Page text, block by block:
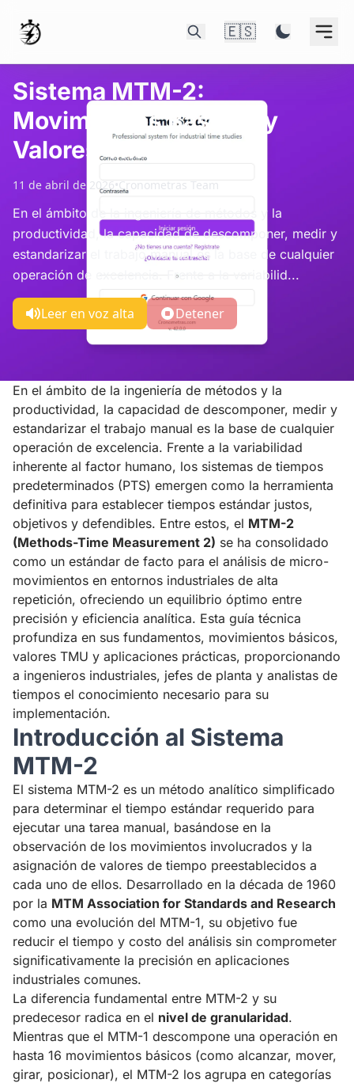
🇪🇸
Sistema MTM-2:
Movimientos Básicos y
Valores TMU
11 de abril de 2026•Cronometras Team
En el ámbito de la ingeniería de métodos y la
productividad, la capacidad de descomponer, medir y
estandarizar el trabajo manual es la base de cualquier
operación de excelencia. Frente a la variabilid...
Leer en voz alta Detener
En el ámbito de la ingeniería de métodos y la
productividad, la capacidad de descomponer, medir y
estandarizar el trabajo manual es la base de cualquier
operación de excelencia. Frente a la variabilidad
inherente al factor humano, los sistemas de tiempos
predeterminados (PTS) emergen como la herramienta
definitiva para establecer tiempos estándar justos,
objetivos y defendibles. Entre estos, el MTM-2
(Methods-Time Measurement 2) se ha consolidado
como un estándar de facto para el análisis de micro-
movimientos en entornos industriales de alta
repetición, ofreciendo un equilibrio óptimo entre
precisión y eficiencia analítica. Esta guía técnica
profundiza en sus fundamentos, movimientos básicos,
valores TMU y aplicaciones prácticas, proporcionando
a ingenieros industriales, jefes de planta y analistas de
tiempos el conocimiento necesario para su
implementación.
Introducción al Sistema
MTM-2
El sistema MTM-2 es un método analítico simplificado
para determinar el tiempo estándar requerido para
ejecutar una tarea manual, basándose en la
observación de los movimientos involucrados y la
asignación de valores de tiempo preestablecidos a
cada uno de ellos. Desarrollado en la década de 1960
por la MTM Association for Standards and Research
como una evolución del MTM-1, su objetivo fue
reducir el tiempo y costo del análisis sin comprometer
significativamente la precisión en aplicaciones
industriales comunes.
La diferencia fundamental entre MTM-2 y su
predecesor radica en el nivel de granularidad.
Mientras que el MTM-1 descompone una operación en
hasta 16 movimientos básicos (como alcanzar, mover,
girar, posicionar), el MTM-2 los agrupa en categorías